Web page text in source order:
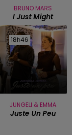
BRUNO MARS
I Just Might
18h46
18h46
JUNGELI & EMMA
Juste Un Peu